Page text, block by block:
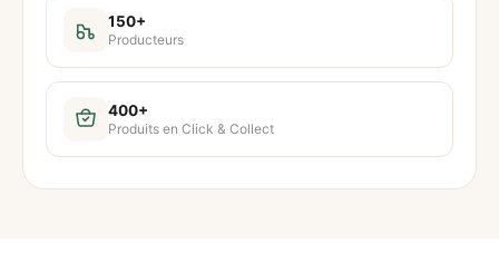
150+
Producteurs
400+
Produits en Click & Collect